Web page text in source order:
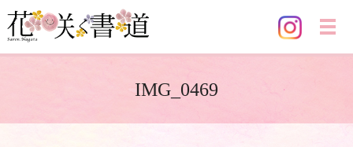
メ
IMG_0469